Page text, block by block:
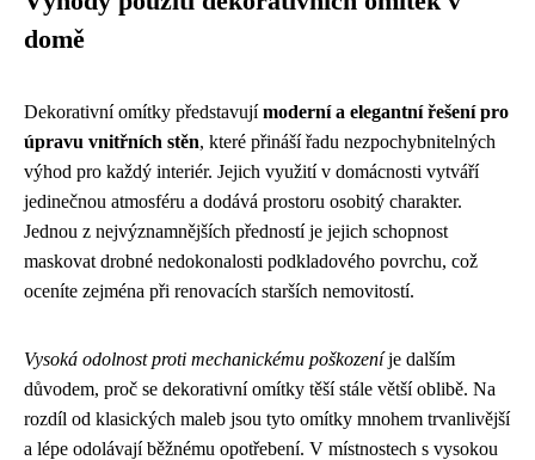
domě
Dekorativní omítky představujímoderní a elegantní řešení pro
úpravu vnitřních stěn, které přináší řadu nezpochybnitelných
výhod pro každý interiér. Jejich využití v domácnosti vytváří
jedinečnou atmosféru a dodává prostoru osobitý charakter.
Jednou z nejvýznamnějších předností je jejich schopnost
maskovat drobné nedokonalosti podkladového povrchu, což
oceníte zejména při renovacích starších nemovitostí.
Vysoká odolnost proti mechanickému poškozeníje dalším
důvodem, proč se dekorativní omítky těší stále větší oblibě. Na
rozdíl od klasických maleb jsou tyto omítky mnohem trvanlivější
a lépe odolávají běžnému opotřebení. V místnostech s vysokou